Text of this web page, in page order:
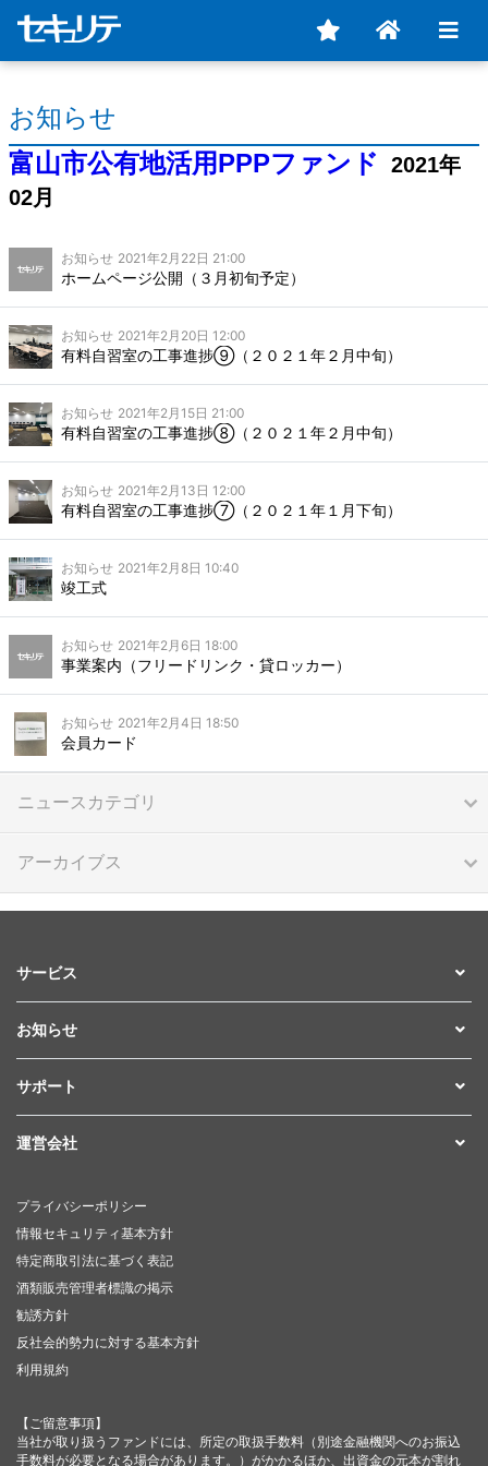
お知らせ
富山市公有地活用PPPファンド
2021年
02月
お知らせ 2021年2月22日 21:00
ホームページ公開（３月初旬予定）
お知らせ 2021年2月20日 12:00
有料自習室の工事進捗⑨（２０２１年２月中旬）
お知らせ 2021年2月15日 21:00
有料自習室の工事進捗⑧（２０２１年２月中旬）
お知らせ 2021年2月13日 12:00
有料自習室の工事進捗⑦（２０２１年１月下旬）
お知らせ 2021年2月8日 10:40
竣工式
お知らせ 2021年2月6日 18:00
事業案内（フリードリンク・貸ロッカー）
お知らせ 2021年2月4日 18:50
会員カード
ニュースカテゴリ
アーカイブス
サービス
お知らせ
サポート
運営会社
プライバシーポリシー
情報セキュリティ基本方針
特定商取引法に基づく表記
酒類販売管理者標識の掲示
勧誘方針
反社会的勢力に対する基本方針
利用規約
【ご留意事項】
当社が取り扱うファンドには、所定の取扱手数料（別途金融機関へのお振込
手数料が必要となる場合があります。）がかかるほか、出資金の元本が割れ